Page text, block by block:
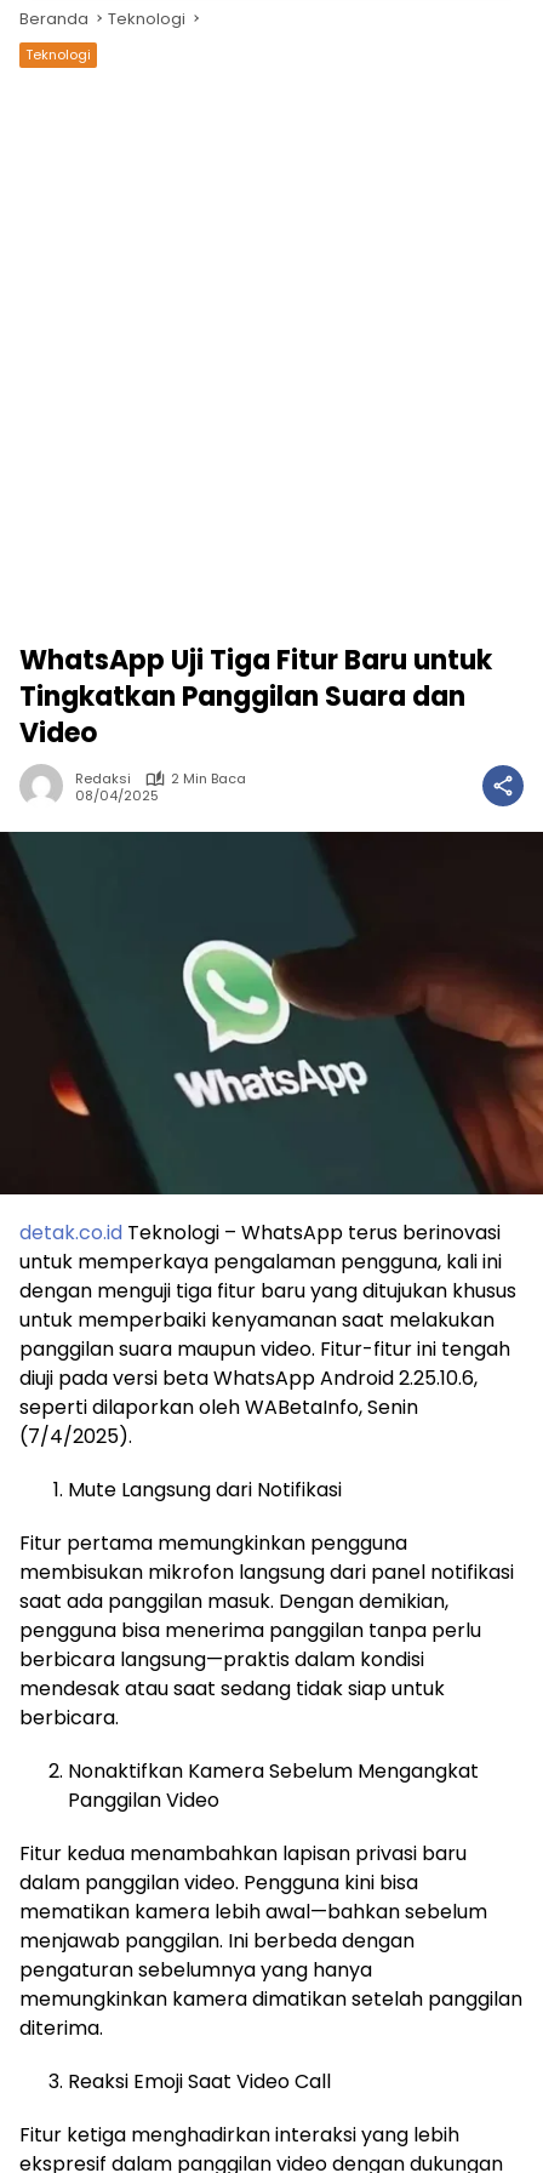
Beranda Teknologi
Teknologi
WhatsApp Uji Tiga Fitur Baru untuk
Tingkatkan Panggilan Suara dan
Video
Redaksi
2 Min Baca
08/04/2025
detak.co.id Teknologi – WhatsApp terus berinovasi
untuk memperkaya pengalaman pengguna, kali ini
dengan menguji tiga fitur baru yang ditujukan khusus
untuk memperbaiki kenyamanan saat melakukan
panggilan suara maupun video. Fitur-fitur ini tengah
diuji pada versi beta WhatsApp Android 2.25.10.6,
seperti dilaporkan oleh WABetaInfo, Senin
(7/4/2025).
Mute Langsung dari Notifikasi
Fitur pertama memungkinkan pengguna
membisukan mikrofon langsung dari panel notifikasi
saat ada panggilan masuk. Dengan demikian,
pengguna bisa menerima panggilan tanpa perlu
berbicara langsung—praktis dalam kondisi
mendesak atau saat sedang tidak siap untuk
berbicara.
Nonaktifkan Kamera Sebelum Mengangkat
Panggilan Video
Fitur kedua menambahkan lapisan privasi baru
dalam panggilan video. Pengguna kini bisa
mematikan kamera lebih awal—bahkan sebelum
menjawab panggilan. Ini berbeda dengan
pengaturan sebelumnya yang hanya
memungkinkan kamera dimatikan setelah panggilan
diterima.
Reaksi Emoji Saat Video Call
Fitur ketiga menghadirkan interaksi yang lebih
ekspresif dalam panggilan video dengan dukungan